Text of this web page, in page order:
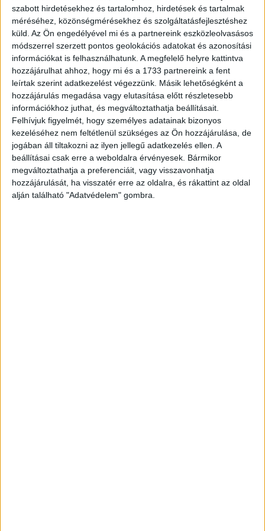
szabott hirdetésekhez és tartalomhoz, hirdetések és tartalmak
méréséhez, közönségmérésekhez és szolgáltatásfejlesztéshez
küld. Az Ön engedélyével mi és a partnereink eszközleolvasásos
módszerrel szerzett pontos geolokációs adatokat és azonosítási
információkat is felhasználhatunk. A megfelelő helyre kattintva
hozzájárulhat ahhoz, hogy mi és a 1733 partnereink a fent
leírtak szerint adatkezelést végezzünk. Másik lehetőségként a
hozzájárulás megadása vagy elutasítása előtt részletesebb
információkhoz juthat, és megváltoztathatja beállításait.
Felhívjuk figyelmét, hogy személyes adatainak bizonyos
kezeléséhez nem feltétlenül szükséges az Ön hozzájárulása, de
jogában áll tiltakozni az ilyen jellegű adatkezelés ellen. A
beállításai csak erre a weboldalra érvényesek. Bármikor
megváltoztathatja a preferenciáit, vagy visszavonhatja
hozzájárulását, ha visszatér erre az oldalra, és rákattint az oldal
alján található "Adatvédelem" gombra.
kijelző zárolását.
A P10 hátlapján dupla, 20 és 12 megapixeles kamera
található, amelyet az előlapi 8 megapixeles kamerához
hasonlóan a Huawei a legendás fényképezőgép-gyártó
Leicával együttműködésben tervezett. A hátlapi kamerák
egyike színes, a másik fekete-fehér képeket rögzít, az
általuk begyűjtött vizuális információk vegyítésével pedig
kimagasló képminőség érhető el, az automatikus fókusz
ráadásul kevés fénynél is megbízhatóan állítja élesre a
képet.
A készülék beépített, 64 gigabájtos háttértárát akár
további 256 gigabájttal lehet bővíteni microSD-kártyával,
emellett a P10-es támogatja a jelenlegi leggyorsabb, akár